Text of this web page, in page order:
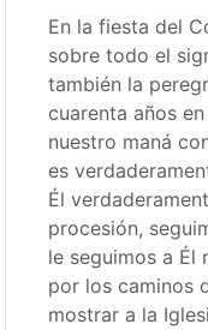
En la fiesta del
sobre todo el
también la
cuarenta años
nuestro maná
es
Él
procesión,
le seguimos a Él
por los caminos
mostrar a la